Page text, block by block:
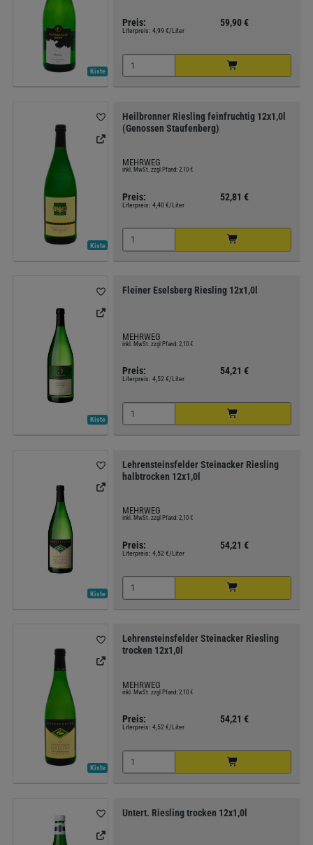
Kiste
Preis: 59,90 €
Literpreis: 4,99 €/Liter
Kiste
Heilbronner Riesling feinfruchtig 12x1,0l
(Genossen Staufenberg)
MEHRWEG
inkl. MwSt. zzgl Pfand: 2,10 €
Preis: 52,81 €
Literpreis: 4,40 €/Liter
Kiste
Fleiner Eselsberg Riesling 12x1,0l
MEHRWEG
inkl. MwSt. zzgl Pfand: 2,10 €
Preis: 54,21 €
Literpreis: 4,52 €/Liter
Kiste
Lehrensteinsfelder Steinacker Riesling
halbtrocken 12x1,0l
MEHRWEG
inkl. MwSt. zzgl Pfand: 2,10 €
Preis: 54,21 €
Literpreis: 4,52 €/Liter
Kiste
Lehrensteinsfelder Steinacker Riesling
trocken 12x1,0l
MEHRWEG
inkl. MwSt. zzgl Pfand: 2,10 €
Preis: 54,21 €
Literpreis: 4,52 €/Liter
Untert. Riesling trocken 12x1,0l